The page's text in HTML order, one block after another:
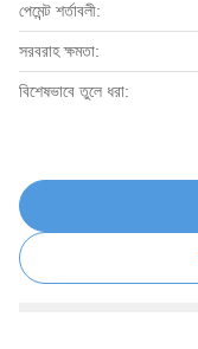
পেমেন্ট শর্তাবলী:
সরবরাহ ক্ষমতা:
বিশেষভাবে তুলে ধরা: